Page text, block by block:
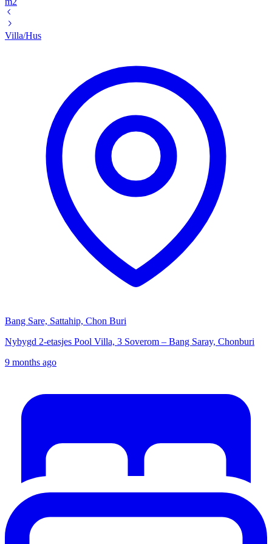
Villa/Hus
Bang Sare, Sattahip, Chon Buri
Nybygd 2-etasjes Pool Villa, 3 Soverom – Bang Saray, Chonburi
9 months ago